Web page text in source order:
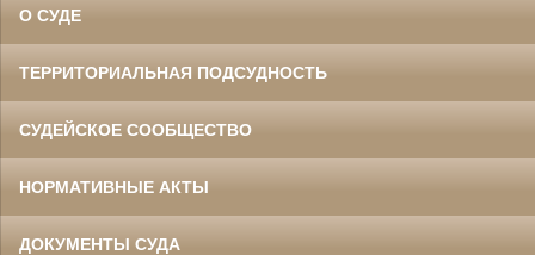
О СУДЕ
ТЕРРИТОРИАЛЬНАЯ ПОДСУДНОСТЬ
СУДЕЙСКОЕ СООБЩЕСТВО
НОРМАТИВНЫЕ АКТЫ
ДОКУМЕНТЫ СУДА